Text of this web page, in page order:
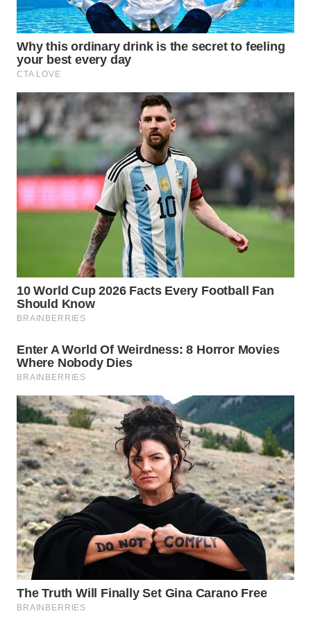
WN
PRIANGAN
TIMUR
WN
SEMARANG
WN
BOROBUDUR
WN
SURABAYA
WN
NATUNA
WN
BINTAN
WN
MANDALIKA
WN
LIKUPANG
LABUANBAJO
WN